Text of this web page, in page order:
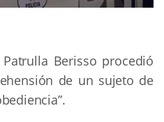
Berisso procedió
de un sujeto de